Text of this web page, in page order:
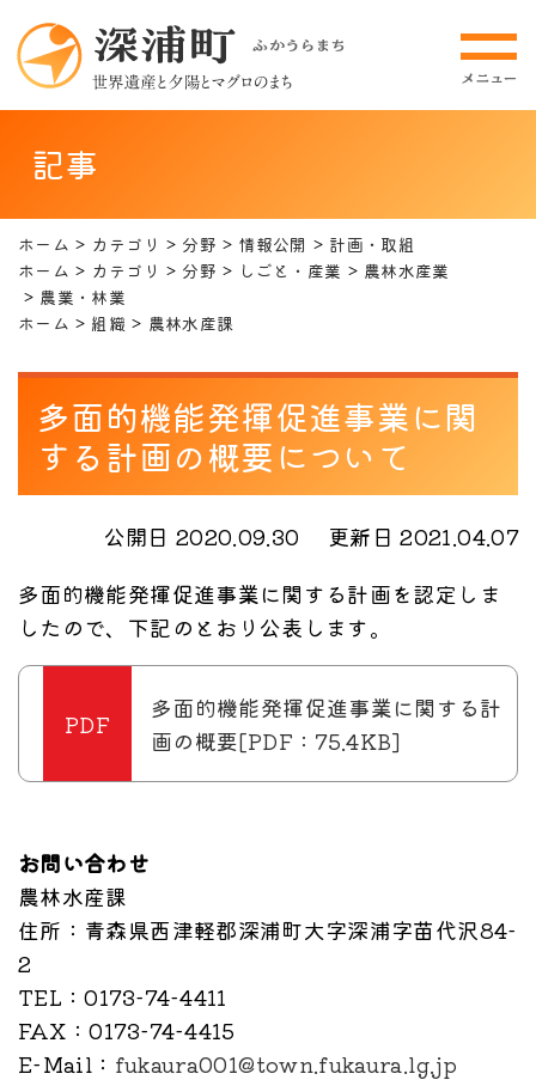
記事
ホーム カテゴリ 分野 情報公開
計画・取組
ホーム
カテゴリ 分野 しごと・産業
農林水産業
農業・林業
ホーム
組織 農林水産課
多面的機能発揮促進事業に関
する計画の概要について
公開日 2020.09.30
更新日 2021.04.07
多面的機能発揮促進事業に関する計画を認定しま
したので、下記のとおり公表します。
多面的機能発揮促進事業に関する計
画の概要[PDF：75.4KB]
お問い合わせ
農林水産課
住所 ：青森県西津軽郡深浦町大字深浦字苗代沢84-
2
TEL ：0173-74-4411
FAX ：0173-74-4415
E-Mail ： fukaura001@town.fukaura.lg.jp